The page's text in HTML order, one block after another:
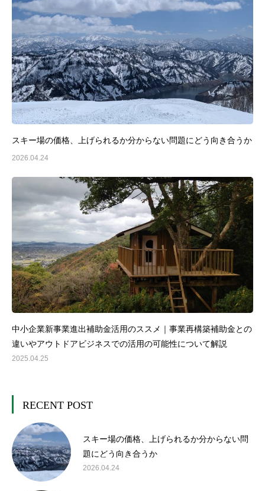
スキー場の価格、上げられるか分からない問題にどう向き合うか
2026.04.24
中小企業新事業進出補助金活用のススメ｜事業再構築補助金との
違いやアウトドアビジネスでの活用の可能性について解説
2025.04.25
RECENT POST
スキー場の価格、上げられるか分からない問
題にどう向き合うか
2026.04.24